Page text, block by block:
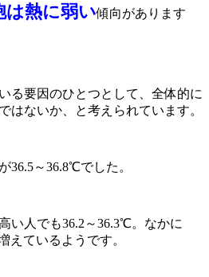
は熱に弱い傾向があります
る要因のひとつとして、全体的に
はないか、と考えられています。
36.5～36.8℃でした。
い人でも36.2～36.3℃。なかに
えているようです。